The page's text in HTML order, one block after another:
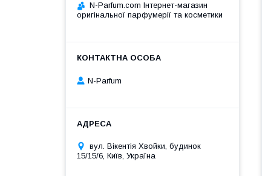
N-Parfum.com Інтернет-магазин
оригінальної парфумерії та косметики
N-Parfum
вул. Вікентія Хвойки, будинок
15/15/6, Київ, Україна